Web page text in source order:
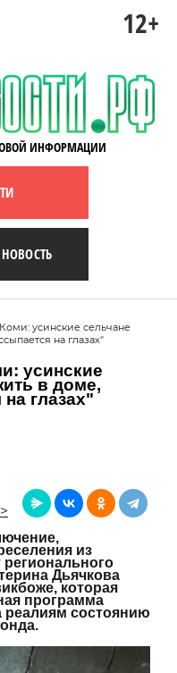
12+
ИНФОРМАЦИИ
усинские сельчане
на глазах"
усинские
в доме,
глазах"
из
Дьячкова
которая
программа
реалиям состоянию